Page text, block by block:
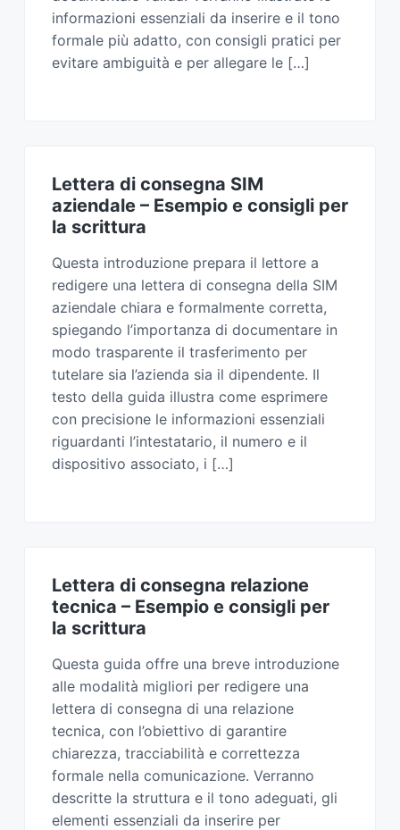
informazioni essenziali da inserire e il tono
formale più adatto, con consigli pratici per
evitare ambiguità e per allegare le […]
Lettera di consegna SIM
aziendale​ – Esempio e consigli per
la scrittura
Questa introduzione prepara il lettore a
redigere una lettera di consegna della SIM
aziendale chiara e formalmente corretta,
spiegando l’importanza di documentare in
modo trasparente il trasferimento per
tutelare sia l’azienda sia il dipendente. Il
testo della guida illustra come esprimere
con precisione le informazioni essenziali
riguardanti l’intestatario, il numero e il
dispositivo associato, i […]
Lettera di consegna relazione
tecnica – Esempio e consigli per
la scrittura
Questa guida offre una breve introduzione
alle modalità migliori per redigere una
lettera di consegna di una relazione
tecnica, con l’obiettivo di garantire
chiarezza, tracciabilità e correttezza
formale nella comunicazione. Verranno
descritte la struttura e il tono adeguati, gli
elementi essenziali da inserire per